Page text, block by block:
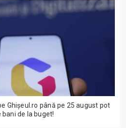
Ghişeul.ro până pe 25 august pot
bani de la buget!